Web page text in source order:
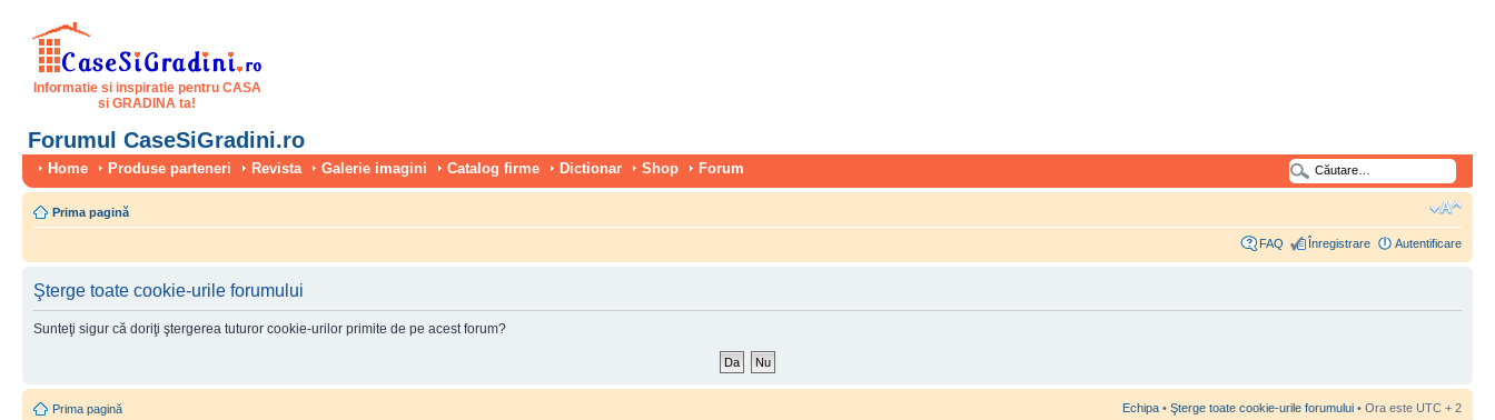
Informatie si inspiratie pentru CASA
si GRADINA ta!
Forumul CaseSiGradini.ro
Home Produse parteneri Revista Galerie imagini Catalog firme Dictionar Shop Forum
Prima pagină
FAQ Înregistrare Autentificare
Şterge toate cookie-urile forumului
Sunteţi sigur că doriţi ştergerea tuturor cookie-urilor primite de pe acest forum?
Prima pagină Echipa • Şterge toate cookie-urile forumului • Ora este UTC + 2